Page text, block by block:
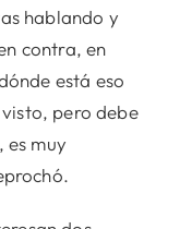
hablando y
contra, en
está eso
visto, pero debe
es muy